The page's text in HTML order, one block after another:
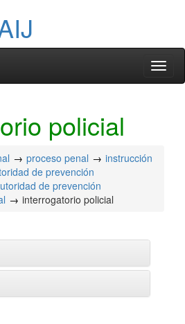
policial
proceso penal
instrucción
de prevención
de prevención
interrogatorio policial